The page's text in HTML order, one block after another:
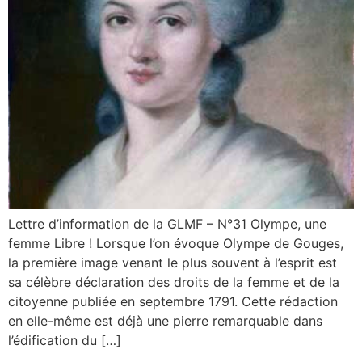
Lettre d’information de la GLMF – N°31 Olympe, une
femme Libre ! Lorsque l’on évoque Olympe de Gouges,
la première image venant le plus souvent à l’esprit est
sa célèbre déclaration des droits de la femme et de la
citoyenne publiée en septembre 1791. Cette rédaction
en elle-même est déjà une pierre remarquable dans
l’édification du […]